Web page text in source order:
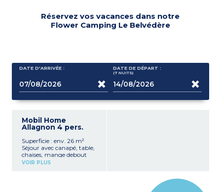
Réservez vos vacances dans notre
Flower Camping Le Belvédère
DATE D'ARRIVÉE : DATE DE DÉPART :
(7 NUITS)
Mobil Home
Allagnon 4 pers.
Superficie : env. 26 m²
Séjour avec canapé, table,
chaises, mange debout
avec 2 tabourets, télévision
VOIR PLUS